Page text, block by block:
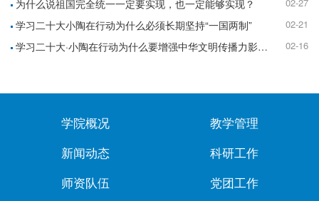
为什么说祖国完全统一一定要实现，也一定能够实现？
学习二十大小陶在行动为什么必须长期坚持“一国两制” 02-21
学习二十大·小陶在行动为什么要增强中华文明传播力影响力 02-16
学院概况
新闻动态
师资队伍
教学管理
科研工作
党团工作